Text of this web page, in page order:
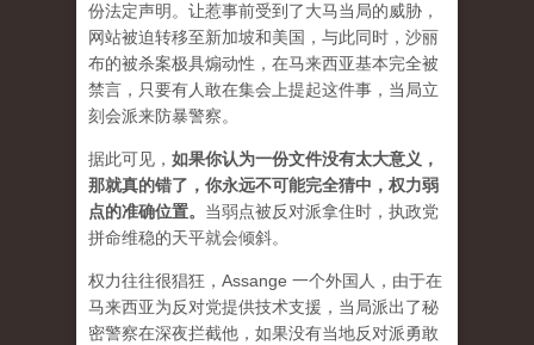
份法定声明。让惹事前受到了大马当局的威胁，
网站被迫转移至新加坡和美国，与此同时，沙丽
布的被杀案极具煽动性，在马来西亚基本完全被
禁言，只要有人敢在集会上提起这件事，当局立
刻会派来防暴警察。
据此可见， 如果你认为一份文件没有太大意义，
那就真的错了，你永远不可能完全猜中，权力弱
点的准确位置。 当弱点被反对派拿住时，执政党
拼命维稳的天平就会倾斜。
权力往往很猖狂，Assange 一个外国人，由于在
马来西亚为反对党提供技术支援，当局派出了秘
密警察在深夜拦截他，如果没有当地反对派勇敢